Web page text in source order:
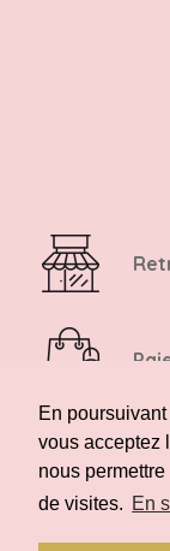
En
vous acceptez
nous
de visites. En